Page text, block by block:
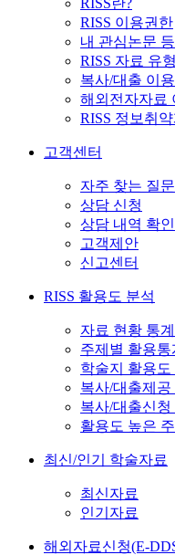
RISS란?
RISS 이용권한
내 관심논문
RISS 자료 유
복사/대출 이
해외전자자료
RISS 정보취
고객센터
자주 찾는 질문
상담 신청
상담 내역 확인
고객제안
신고센터
RISS 활용도 분석
자료 현황 통계
주제별 활용통
학술지 활용도
복사/대출제공
복사/대출신청
활용도 높은 주
최신/인기 학술자료
최신자료
인기자료
해외자료신청(E-